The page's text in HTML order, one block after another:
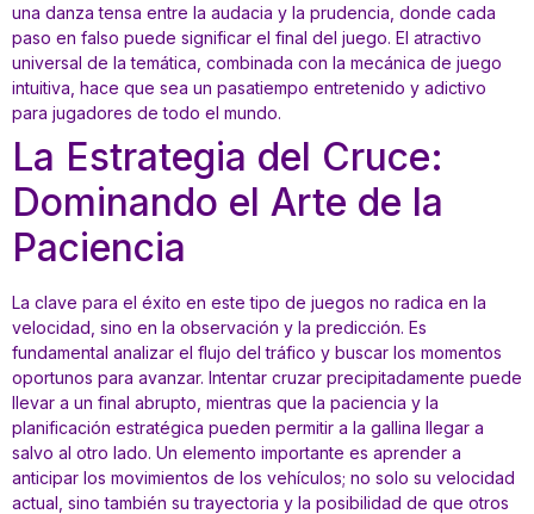
una danza tensa entre la audacia y la prudencia, donde cada
paso en falso puede significar el final del juego. El atractivo
universal de la temática, combinada con la mecánica de juego
intuitiva, hace que sea un pasatiempo entretenido y adictivo
para jugadores de todo el mundo.
La Estrategia del Cruce:
Dominando el Arte de la
Paciencia
La clave para el éxito en este tipo de juegos no radica en la
velocidad, sino en la observación y la predicción. Es
fundamental analizar el flujo del tráfico y buscar los momentos
oportunos para avanzar. Intentar cruzar precipitadamente puede
llevar a un final abrupto, mientras que la paciencia y la
planificación estratégica pueden permitir a la gallina llegar a
salvo al otro lado. Un elemento importante es aprender a
anticipar los movimientos de los vehículos; no solo su velocidad
actual, sino también su trayectoria y la posibilidad de que otros